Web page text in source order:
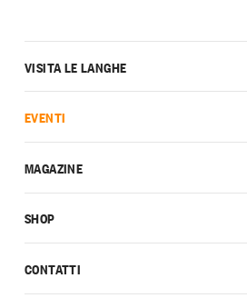
CONTATTI
VISITA LE LANGHE
EVENTI
MAGAZINE
SHOP